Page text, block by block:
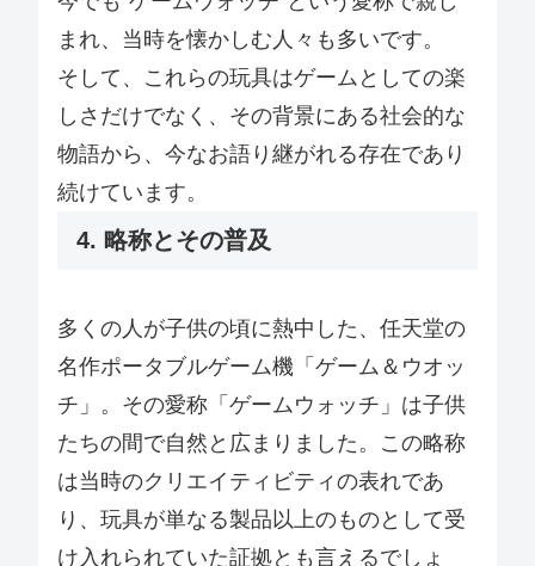
まれ、当時を懐かしむ人々も多いです。
そして、これらの玩具はゲームとしての楽
しさだけでなく、その背景にある社会的な
物語から、今なお語り継がれる存在であり
続けています。
4. 略称とその普及
多くの人が子供の頃に熱中した、任天堂の
名作ポータブルゲーム機「ゲーム＆ウオッ
チ」。その愛称「ゲームウォッチ」は子供
たちの間で自然と広まりました。この略称
は当時のクリエイティビティの表れであ
り、玩具が単なる製品以上のものとして受
け入れられていた証拠とも言えるでしょ